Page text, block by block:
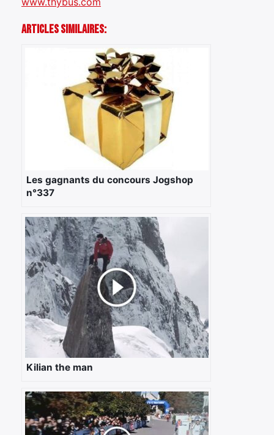
Articles Similaires:
Les gagnants du concours Jogshop
n°337
Kilian the man